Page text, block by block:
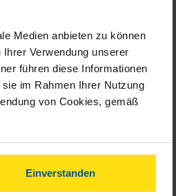
Medien anbieten zu können
Verwendung unserer
führen diese Informationen
im Rahmen Ihrer Nutzung
von Cookies, gemäß
Einverstanden